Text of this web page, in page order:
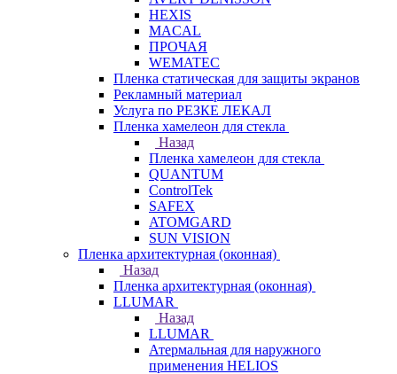
HEXIS
MACAL
ПРОЧАЯ
WEMATEC
Пленка статическая для защиты экранов
Рекламный материал
Услуга по РЕЗКЕ ЛЕКАЛ
Пленка хамелеон для стекла
Назад
Пленка хамелеон для стекла
QUANTUM
ControlTek
SAFEX
ATOMGARD
SUN VISION
Пленка архитектурная (оконная)
Назад
Пленка архитектурная (оконная)
LLUMAR
Назад
LLUMAR
Атермальная для наружного
применения HELIOS